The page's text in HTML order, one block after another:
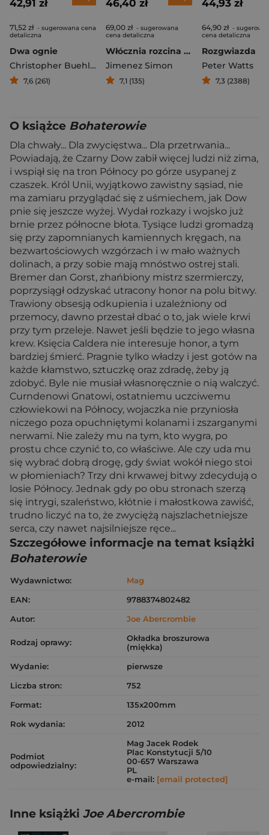
42,91 zł
71,52 zł - sugerowana cena
detaliczna
Dwa ognie
Christopher Buehlman
7,6 (261)
46,40 zł
69,00 zł - sugerowana
cena detaliczna
Włócznia rozcina wodę
Jimenez Simon
7,1 (135)
44,93 zł
64,90 zł -
cena detaliczna
Rozgwiazda
Peter Watts
7,3 (2388)
O książce Bohaterowie
Dla chwały... Dla zwycięstwa... Dla przetrwania...
Powiadają, że Czarny Dow zabił więcej ludzi niż zima,
i wspiął się na tron Północy po górze usypanej z
czaszek. Król Unii, wyjątkowo zawistny sąsiad, nie
ma zamiaru przyglądać się z uśmiechem, jak Dow
pnie się jeszcze wyżej. Wydał rozkazy i wojsko już
brnie przez północne błota. Tysiące ludzi gromadzą
się przy zapomnianych kamiennych kręgach, na
bezwartościowych wzgórzach i w mało ważnych
dolinach, a przy sobie mają mnóstwo ostrej stali.
Bremer dan Gorst, zhańbiony mistrz szermierczy,
poprzysiągł odzyskać utracony honor na polu bitwy.
Trawiony obsesją odkupienia i uzależniony od
przemocy, dawno przestał dbać o to, jak wiele krwi
przy tym przeleje. Nawet jeśli będzie to jego własna
krew. Księcia Caldera nie interesuje honor, a tym
bardziej śmierć. Pragnie tylko władzy i jest gotów na
każde kłamstwo, sztuczkę oraz zdradę, żeby ją
zdobyć. Byle nie musiał własnoręcznie o nią walczyć.
Curndenowi Gnatowi, ostatniemu uczciwemu
człowiekowi na Północy, wojaczka nie przyniosła
niczego poza opuchniętymi kolanami i zszarganymi
nerwami. Nie zależy mu na tym, kto wygra, po
prostu chce czynić to, co właściwe. Ale czy uda mu
się wybrać dobrą drogę, gdy świat wokół niego stoi
w płomieniach? Trzy dni krwawej bitwy zdecydują o
losie Północy. Jednak gdy po obu stronach szerzą
się intrygi, szaleństwo, kłótnie i małostkowa zawiść,
trudno liczyć na to, że zwyciężą najszlachetniejsze
serca, czy nawet najsilniejsze ręce...
Szczegółowe informacje na temat książki
Bohaterowie
Wydawnictwo:
Mag
EAN:
9788374802482
Autor:
Joe Abercrombie
Rodzaj oprawy:
Okładka broszurowa
(miękka)
Wydanie:
pierwsze
Liczba stron:
752
Format:
135x200mm
Rok wydania:
2012
Podmiot
odpowiedzialny:
Mag Jacek Rodek
Plac Konstytucji 5/10
00-657 Warszawa
PL
e-mail: [email protected]
Inne książki Joe Abercrombie